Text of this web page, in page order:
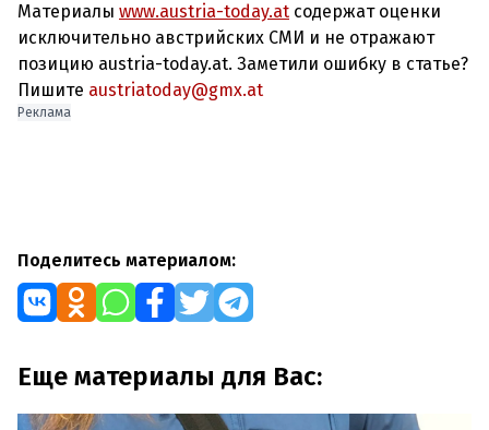
Материалы www.austria-today.at содержат оценки
исключительно австрийских СМИ и не отражают
позицию austria-today.at. Заметили ошибку в статье?
Пишите austriatoday@gmx.at
Реклама
Поделитесь материалом:
Еще материалы для Вас: